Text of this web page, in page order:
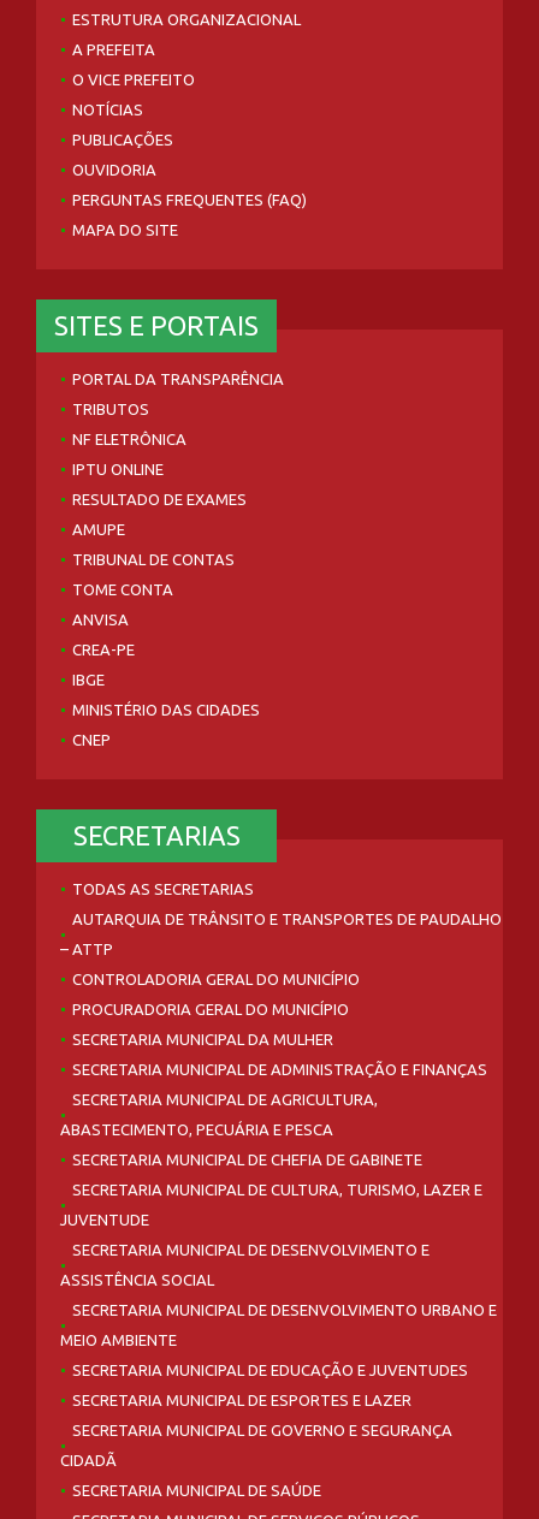
ESTRUTURA ORGANIZACIONAL
A PREFEITA
O VICE PREFEITO
NOTÍCIAS
PUBLICAÇÕES
OUVIDORIA
PERGUNTAS FREQUENTES (FAQ)
MAPA DO SITE
SITES E PORTAIS
PORTAL DA TRANSPARÊNCIA
TRIBUTOS
NF ELETRÔNICA
IPTU ONLINE
RESULTADO DE EXAMES
AMUPE
TRIBUNAL DE CONTAS
TOME CONTA
ANVISA
CREA-PE
IBGE
MINISTÉRIO DAS CIDADES
CNEP
SECRETARIAS
TODAS AS SECRETARIAS
AUTARQUIA DE TRÂNSITO E TRANSPORTES DE PAUDALHO
– ATTP
CONTROLADORIA GERAL DO MUNICÍPIO
PROCURADORIA GERAL DO MUNICÍPIO
SECRETARIA MUNICIPAL DA MULHER
SECRETARIA MUNICIPAL DE ADMINISTRAÇÃO E FINANÇAS
SECRETARIA MUNICIPAL DE AGRICULTURA,
ABASTECIMENTO, PECUÁRIA E PESCA
SECRETARIA MUNICIPAL DE CHEFIA DE GABINETE
SECRETARIA MUNICIPAL DE CULTURA, TURISMO, LAZER E
JUVENTUDE
SECRETARIA MUNICIPAL DE DESENVOLVIMENTO E
ASSISTÊNCIA SOCIAL
SECRETARIA MUNICIPAL DE DESENVOLVIMENTO URBANO E
MEIO AMBIENTE
SECRETARIA MUNICIPAL DE EDUCAÇÃO E JUVENTUDES
SECRETARIA MUNICIPAL DE ESPORTES E LAZER
SECRETARIA MUNICIPAL DE GOVERNO E SEGURANÇA
CIDADÃ
SECRETARIA MUNICIPAL DE SAÚDE